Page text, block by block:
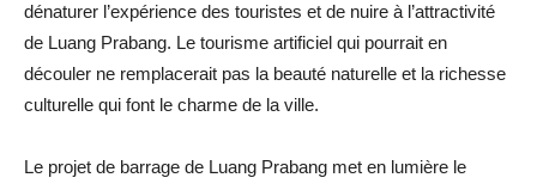
dénaturer l’expérience des touristes et de nuire à l’attractivité
de Luang Prabang. Le tourisme artificiel qui pourrait en
découler ne remplacerait pas la beauté naturelle et la richesse
culturelle qui font le charme de la ville.
Le projet de barrage de Luang Prabang met en lumière le